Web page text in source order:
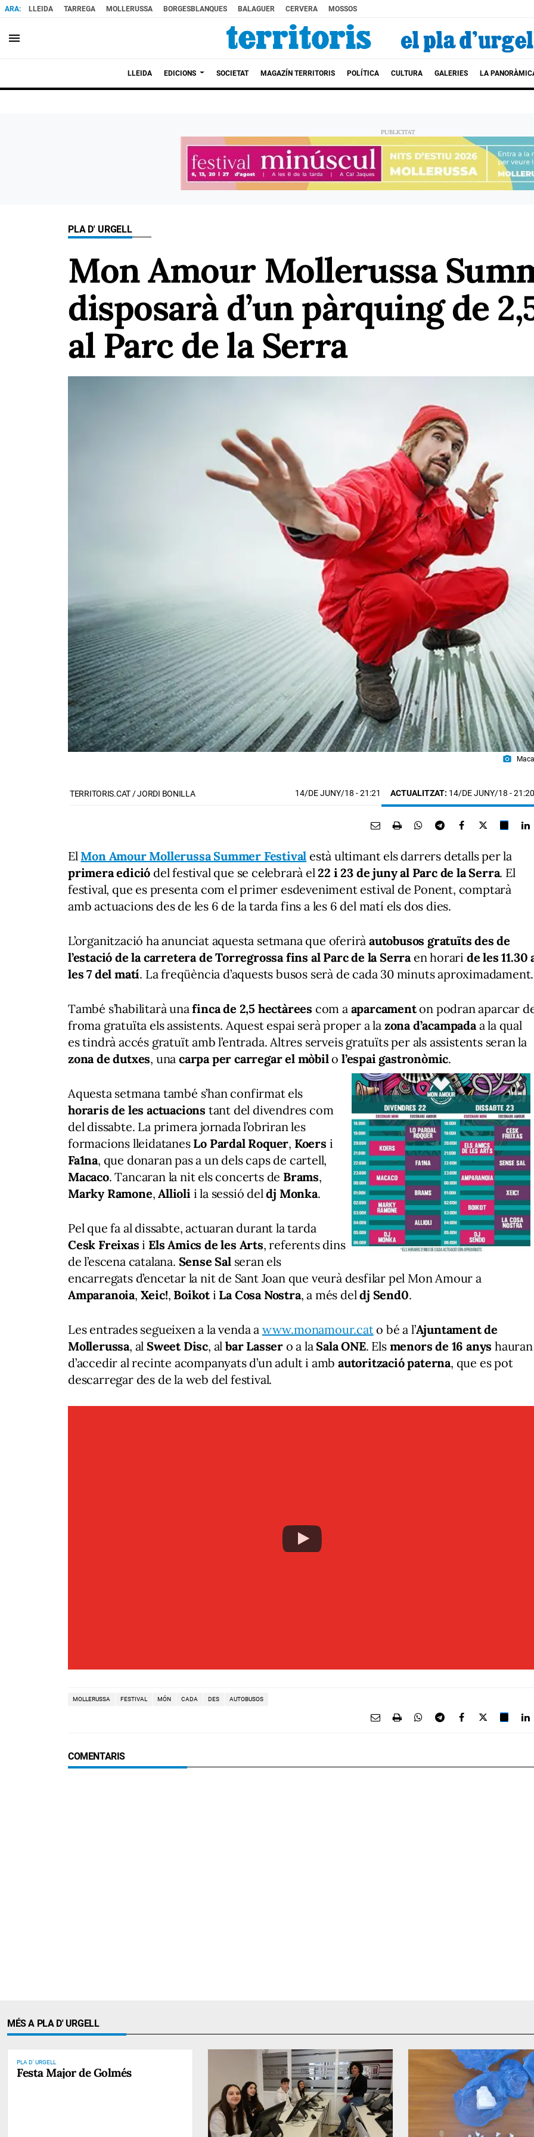
LLEIDA TARREGA MOLLERUSSA BORGESBLANQUES BALAGUER CERVERA MOSSOS
menu
LLEIDA EDICIONS SOCIETAT MAGAZÍN TERRITORIS POLÍTICA CULTURA GALERIES LA
PLA D' URGELL
Mon Amour Mollerussa
disposarà d’un pàrquing de
al Parc de la Serra
photo_camera
TERRITORIS.CAT / JORDI BONILLA 14/DE JUNY/18 - 21:21 ACTUALITZAT: 14/DE JUNY/18 - 21:20
El Mon Amour Mollerussa Summer Festival està ultimant els darrers detalls per la
primera edició del festival que se celebrarà el22 i 23 de juny al Parc de la Serra. El
festival, que es presenta com el primer esdeveniment estival de Ponent, comptarà
amb actuacions des de les 6 de la tarda fins a les 6 del matí els dos dies.
L’organització ha anunciat aquesta setmana que oferirà autobusos gratuïts des de
l’estació de la carretera de Torregrossa fins al Parc de la Serraen horari de les 11.30
les 7 del matí. La freqüència d’aquests busos serà de cada 30 minuts aproximadament.
També s’habilitarà unafinca de 2,5 hectàrees com a aparcamenton podran aparcar
froma gratuïta els assistents. Aquest espai serà proper a la zona d’acampadaa la qual
es tindrà accés gratuït amb l’entrada. Altres serveis gratuïts per als assistents seran la
zona de dutxes, unacarpa per carregar el mòbilol’espai gastronòmic.
Aquesta setmana també s’han confirmat els
horaris de les actuacions tant del divendres com
del dissabte. La primera jornada l’obriran les
formacions lleidatanes Lo Pardal Roquer, Koers i
Fa1na, que donaran pas a un dels caps de cartell,
Macaco. Tancaran la nit els concerts de Brams,
Marky Ramone,Allioli i la sessió deldj Monka.
Pel que fa al dissabte, actuaran durant la tarda
Cesk Freixas i Els Amics de les Arts, referents dins
de l’escena catalana. Sense Salseran els
encarregats d’encetar la nit de Sant Joan que veurà desfilar pel Mon Amour a
Amparanoia, Xeic!, Boikoti La Cosa Nostra, a més deldj Send0.
Les entrades segueixen a la venda a www.monamour.cato bé a l’Ajuntament de
Mollerussa, alSweet Disc, albar Lasser o a laSala ONE. Els menors de 16 anys hauran
d’accedir al recinte acompanyats d’un adult i amb autorització paterna, que es pot
descarregar des de la web del festival.
MOLLERUSSA FESTIVAL MÓN CADA DES AUTOBUSOS
COMENTARIS
MÉS A PLA D' URGELL
PLA D' URGELL
Festa Major de Golmés